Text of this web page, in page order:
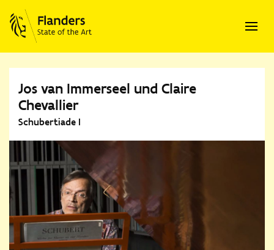
Jos van Immerseel und Claire
Chevallier
Schubertiade I